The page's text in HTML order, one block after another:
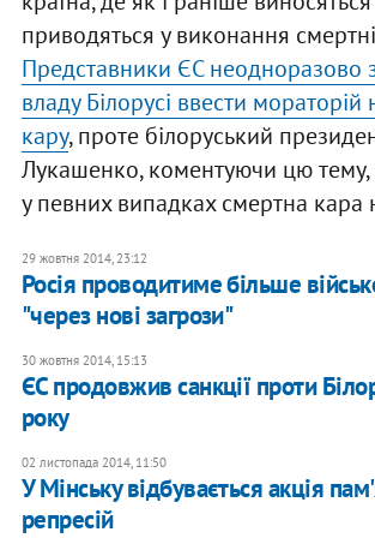
приводяться у виконання
Представники ЄС неодноразово
владу Білорусі ввести
кару, проте білоруський
Лукашенко, коментуючи цю тему,
у певних випадках смертна кара
29 жовтня 2014, 23:12
Росія проводитиме більше
"через нові загрози"
30 жовтня 2014, 15:13
ЄС продовжив санкції проти
року
02 листопада 2014, 11:50
У Мінську відбувається акція
репресій